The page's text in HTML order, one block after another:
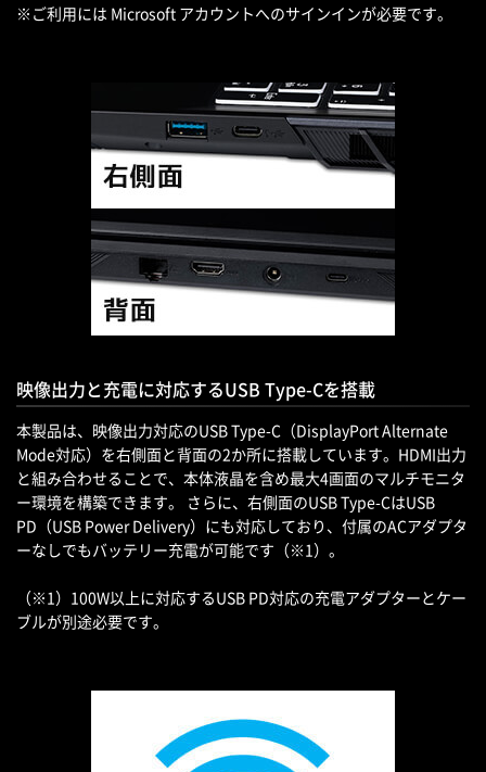
※ご利用には Microsoft アカウントへのサインインが必要です。
映像出力と充電に対応するUSB Type-Cを搭載
本製品は、映像出力対応のUSB Type-C（DisplayPort Alternate
Mode対応）を右側面と背面の2か所に搭載しています。HDMI出力
と組み合わせることで、本体液晶を含め最大4画面のマルチモニタ
ー環境を構築できます。 さらに、右側面のUSB Type-CはUSB
PD（USB Power Delivery）にも対応しており、付属のACアダプタ
ーなしでもバッテリー充電が可能です（※1）。
（※1）100W以上に対応するUSB PD対応の充電アダプターとケー
ブルが別途必要です。